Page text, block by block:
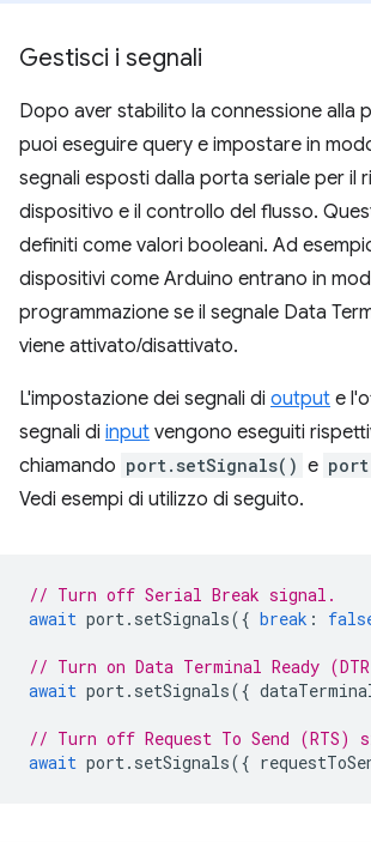
Gestisci i segnali
Dopo aver stabilito la connessione alla
puoi eseguire query e impostare in
segnali esposti dalla porta seriale per il
dispositivo e il controllo del flusso.
definiti come valori booleani. Ad
dispositivi come Arduino entrano in
programmazione se il segnale Data
viene attivato/disattivato.
L'impostazione dei segnali di output e
segnali di input vengono eseguiti
chiamando port.setSignals() e
Vedi esempi di utilizzo di seguito.
// Turn off Serial Break signal.
await port. setSignals({ break :
// Turn on Data Terminal Ready
await port. setSignals({
// Turn off Request To Send (RTS)
await port. setSignals({